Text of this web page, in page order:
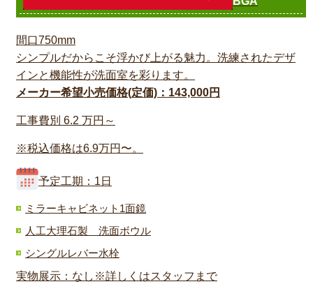
間口750mm
シンプルだからこそ浮かび上がる魅力。洗練されたデザ
インと機能性が洗面室を彩ります。
メーカー希望小売価格(定価)：143,000円
工事費別 6.2 万円～
※税込価格は6.9万円〜。
予定工期：1日
ミラーキャビネット1面鏡
人工大理石製 洗面ボウル
シングルレバー水栓
実物展示：なし※詳しくはスタッフまで